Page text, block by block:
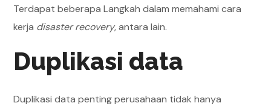
Terdapat beberapa Langkah dalam memahami cara
kerja disaster recovery, antara lain.
Duplikasi data
Duplikasi data penting perusahaan tidak hanya